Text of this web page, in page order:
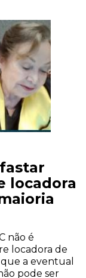
locadora
não é
locadora de
a eventual
pode ser